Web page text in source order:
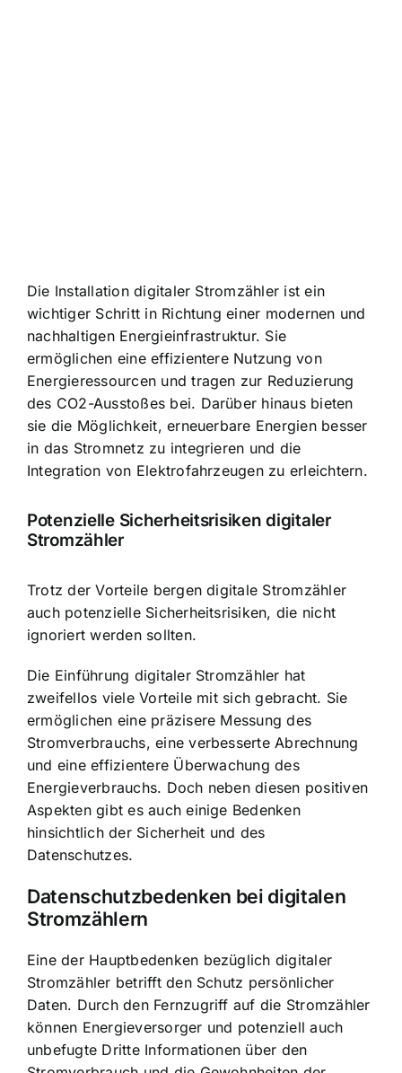
Die Installation digitaler Stromzähler ist ein
wichtiger Schritt in Richtung einer modernen und
nachhaltigen Energieinfrastruktur. Sie
ermöglichen eineeffizientere Nutzung von
Energieressourcen und tragen zur Reduzierung
des CO2-Ausstoßes bei. Darüber hinaus bieten
sie die Möglichkeit, erneuerbare Energien besser
in das Stromnetz zu integrieren und die
Integration von Elektrofahrzeugen zu erleichtern.
Potenzielle Sicherheitsrisiken digitaler
Stromzähler
Trotz der Vorteile bergen digitale Stromzähler
auch potenzielle Sicherheitsrisiken, die nicht
ignoriert werden sollten.
Die Einführung digitaler Stromzähler hat
zweifellos viele Vorteile mit sich gebracht. Sie
ermöglichen eine präzisere Messung des
Stromverbrauchs, eine verbesserte Abrechnung
und eine effizientere Überwachung des
Energieverbrauchs. Doch neben diesen positiven
Aspekten gibt es auch einige Bedenken
hinsichtlich der Sicherheit und des
Datenschutzes.
Datenschutzbedenken bei digitalen
Stromzählern
Eine der Hauptbedenken bezüglich digitaler
Stromzähler betrifft den Schutz persönlicher
Daten. Durch den Fernzugriff auf die Stromzähler
können Energieversorger und potenziell auch
unbefugte Dritte Informationen über den